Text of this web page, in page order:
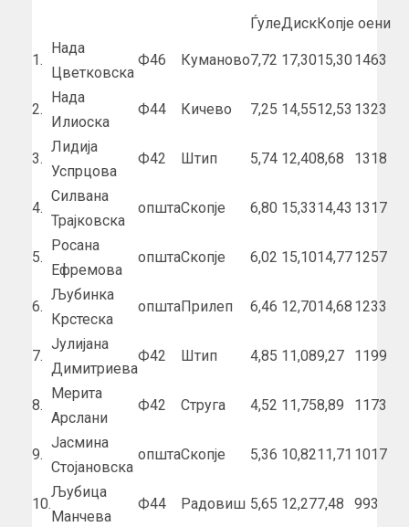
ЃулеДискКопје оени
1.
Нада
Цветковска
Ф46 Куманово7,72 17,3015,30 1463
2.
Нада
Илиоска
Ф44 Кичево 7,25 14,5512,53 1323
3.
Лидија
Успрцова
Ф42 Штип 5,74 12,408,68 1318
4.
Силвана
Трајковска
општаСкопје 6,80 15,3314,43 1317
5.
Росана
Ефремова
општаСкопје 6,02 15,1014,771257
6.
Љубинка
Крстеска
општаПрилеп 6,46 12,7014,68 1233
7.
Јулијана
Димитриева
Ф42 Штип 4,85 11,089,27 1199
8.
Мерита
Арслани
Ф42 Струга 4,52 11,758,89 1173
9.
Јасмина
Стојановска
општаСкопје 5,36 10,8211,71 1017
10.
Љубица
Манчева
Ф44 Радовиш 5,65 12,277,48 993